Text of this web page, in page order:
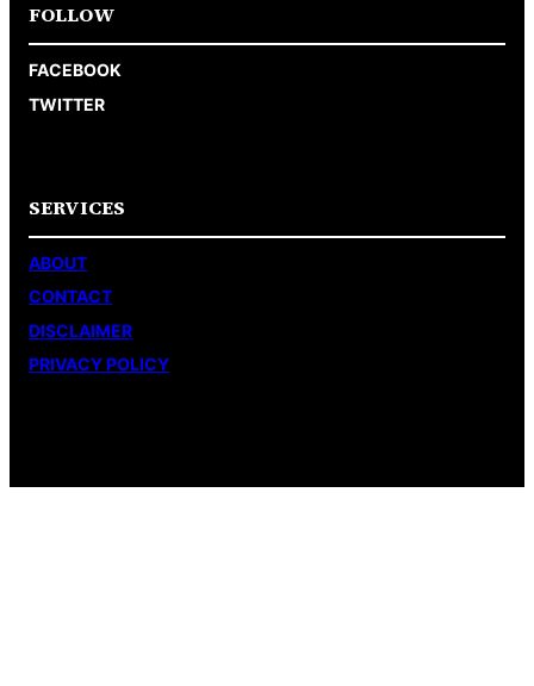
FOLLOW
FACEBOOK
TWITTER
SERVICES
ABOUT
CONTACT
DISCLAIMER
PRIVACY POLICY